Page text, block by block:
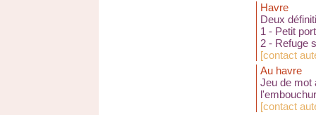
Havre
Deux
1 - Petit
2 - Refuge
[contact
Au havre
Jeu de mot
[contact